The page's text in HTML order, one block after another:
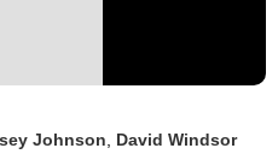
Johnson
David Windsor